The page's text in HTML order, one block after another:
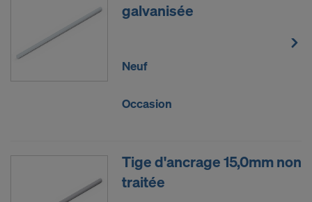
galvanisée
Neuf
Occasion
Tige d'ancrage 15,0mm non
traitée